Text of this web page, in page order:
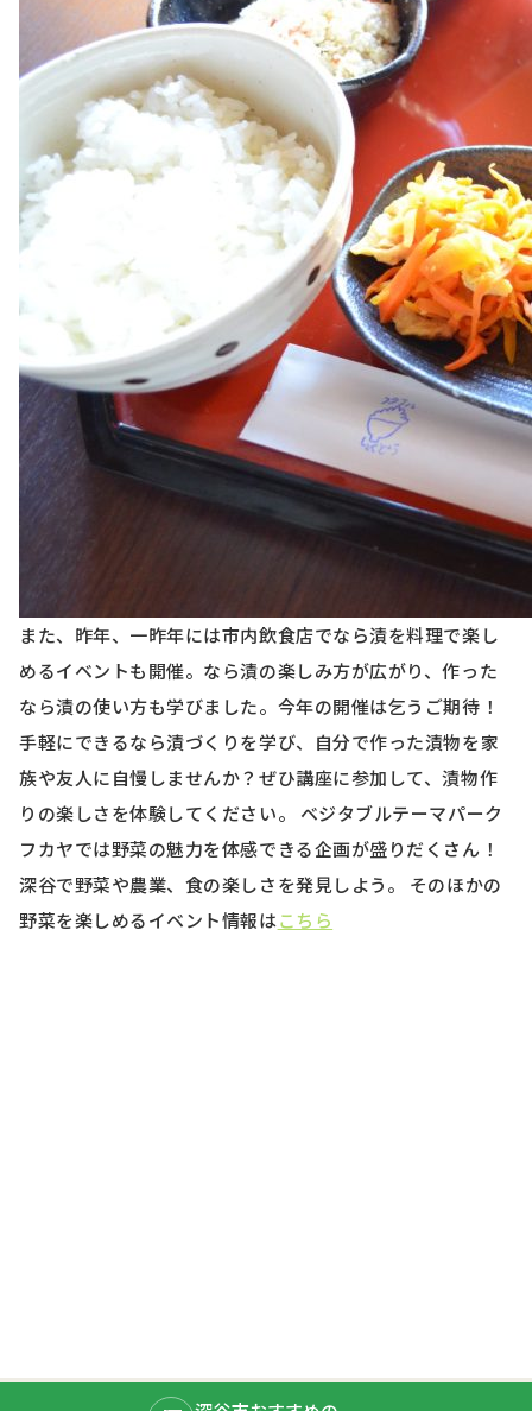
また、昨年、一昨年には市内飲食店でなら漬を料理で楽し
めるイベントも開催。なら漬の楽しみ方が広がり、作った
なら漬の使い方も学びました。今年の開催は乞うご期待！
手軽にできるなら漬づくりを学び、自分で作った漬物を家
族や友人に自慢しませんか？ぜひ講座に参加して、漬物作
りの楽しさを体験してください。 ベジタブルテーマパーク
フカヤでは野菜の魅力を体感できる企画が盛りだくさん！
深谷で野菜や農業、食の楽しさを発見しよう。 そのほかの
野菜を楽しめるイベント情報はこちら